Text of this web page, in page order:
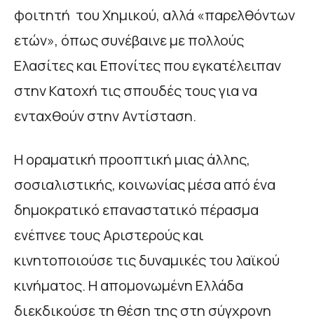
φοιτητή του Χημικού, αλλά «παρελθόντων
ετών», όπως συνέβαινε με πολλούς
Ελασίτες και Επονίτες που εγκατέλειπαν
στην Κατοχή τις σπουδές τους για να
ενταχθούν στην Αντίσταση.
Η οραματική προοπτική μιας άλλης,
σοσιαλιστικής, κοινωνίας μέσα από ένα
δημοκρατικό επαναστατικό πέρασμα
ενέπνεε τους Αριστερούς και
κινητοποιούσε τις δυναμικές του λαϊκού
κινήματος. Η απομονωμένη Ελλάδα
διεκδικούσε τη θέση της στη σύγχρονη